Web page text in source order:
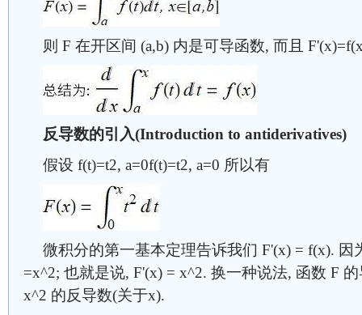
则 F 在开区间 (a,b) 内是可导函数, 而且
反导数的引入(Introduction to antiderivatives)
假设 f(t)=t2, a=0f(t)=t2, a=0 所以有
微积分的第一基本定理告诉我们 F'(x) = f(x). 因
=x^2; 也就是说, F'(x) = x^2. 换一种说法, 函数 F
x^2 的反导数(关于x).